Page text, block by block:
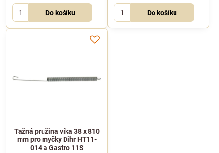
Do košíku Do košíku
Tažná pružina víka 38 x 810
mm pro myčky Dihr HT11-
014 a Gastro 11S